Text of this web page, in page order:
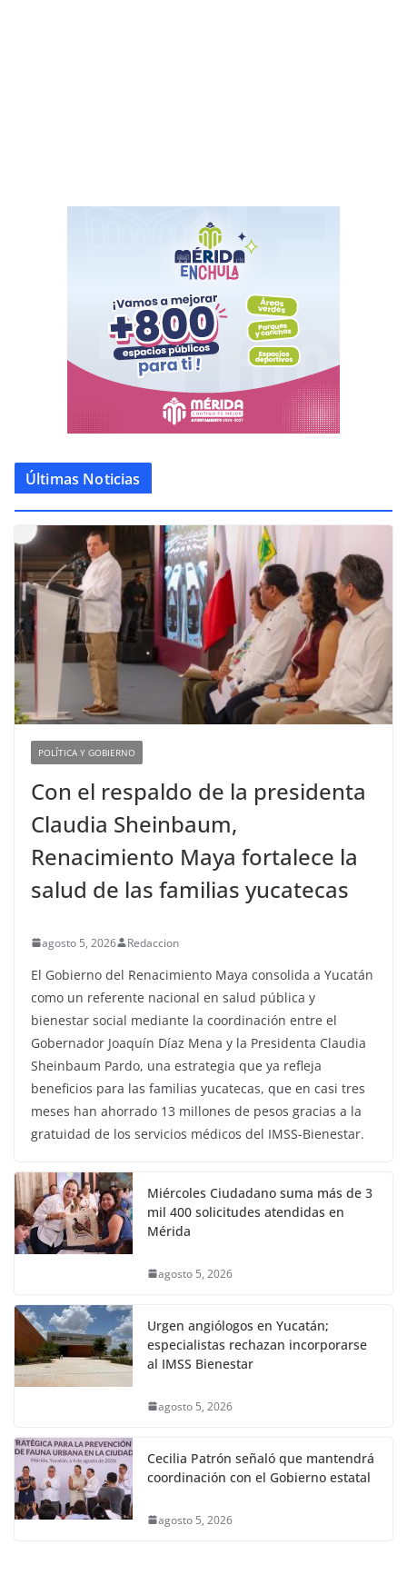
Últimas Noticias
POLÍTICA Y GOBIERNO
Con el respaldo de la presidenta
Claudia Sheinbaum,
Renacimiento Maya fortalece la
salud de las familias yucatecas
agosto 5, 2026 Redaccion
El Gobierno del Renacimiento Maya consolida a Yucatán
como un referente nacional en salud pública y
bienestar social mediante la coordinación entre el
Gobernador Joaquín Díaz Mena y la Presidenta Claudia
Sheinbaum Pardo, una estrategia que ya refleja
beneficios para las familias yucatecas, que en casi tres
meses han ahorrado 13 millones de pesos gracias a la
gratuidad de los servicios médicos del IMSS-Bienestar.
Miércoles Ciudadano suma más de 3
mil 400 solicitudes atendidas en
Mérida
agosto 5, 2026
Urgen angiólogos en Yucatán;
especialistas rechazan incorporarse
al IMSS Bienestar
agosto 5, 2026
Cecilia Patrón señaló que mantendrá
coordinación con el Gobierno estatal
agosto 5, 2026